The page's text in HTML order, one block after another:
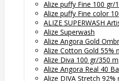
Alize puffy Fine 100 gr/
Alize puffy Fine color
ALIZE SUPERWASH
Alize Superwash
Alize Angora Gold
Alize Cotton Gold 55%
Alize Diva 100 gr/350 m
Alize Angora Real 40
Alize DIVA Stretch